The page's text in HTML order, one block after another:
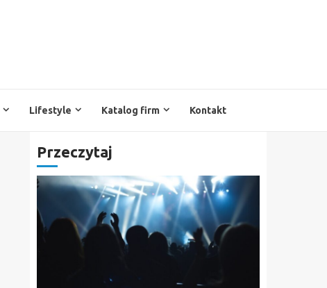
Lifestyle Katalog firm Kontakt
Przeczytaj